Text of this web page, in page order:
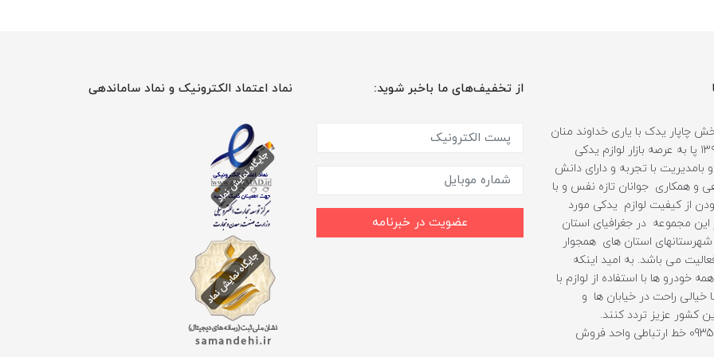
چاپار یدک با یاری خداوند منان
از سال ۱۳۹۹ پا به عرصه بازار لوازم یدکی
بامدیریت با تجربه و دارای دانش
و همکاری جوانان تازه نفس و با
از کیفیت لوازم یدکی مورد
مجموعه در جغرافیای استان
استان های همجوار
می باشد. به امید اینکه
خودرو ها با استفاده از لوازم با
خیالی راحت در خیابان ها و
کشور عزیز تردد کنند.
09352403010 خط ارتباطی واحد فروش
از تخفیف‌های ما باخبر شوید:
عضویت در خبرنامه
نماد اعتماد الکترونیک و نماد ساماندهی